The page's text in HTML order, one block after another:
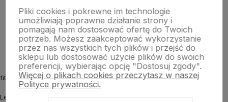
O nas
fitmyhorse.pl Sklep jeździecki
Letnia 12
Pliki cookies i pokrewne im technologie
umożliwiają poprawne działanie strony i
pomagają nam dostosować ofertę do Twoich
potrzeb. Możesz zaakceptować wykorzystanie
przez nas wszystkich tych plików i przejść do
sklepu lub dostosować użycie plików do swoich
preferencji, wybierając opcję "Dostosuj zgody".
Więcej o plikach cookies przeczytasz w naszej
Polityce prywatności.